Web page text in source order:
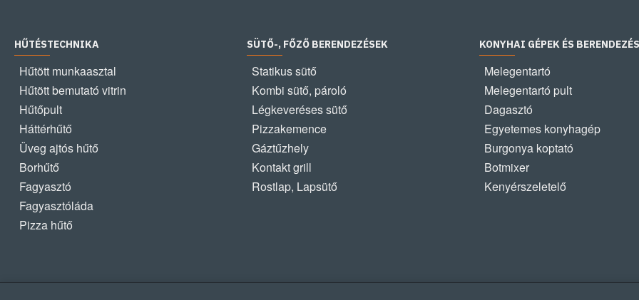
HŰTÉSTECHNIKA
Hűtött munkaasztal
Hűtött bemutató vitrin
Hűtőpult
Háttérhűtő
Üveg ajtós hűtő
Borhűtő
Fagyasztó
Fagyasztóláda
Pizza hűtő
SÜTŐ-, FŐZŐ BERENDEZÉSEK
Statikus sütő
Kombi sütő, pároló
Légkeveréses sütő
Pizzakemence
Gáztűzhely
Kontakt grill
Rostlap, Lapsütő
KONYHAI GÉPEK ÉS
Melegentartó
Melegentartó pult
Dagasztó
Egyetemes konyhagép
Burgonya koptató
Botmixer
Kenyérszeletelő